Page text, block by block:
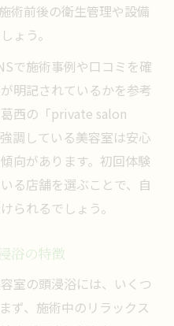
術前後の衛生管理や設備
ょう。
で施術事例や口コミを確
明記されているかを参考
西の「private salon
調している美容室は安心
向があります。初回体験
る店舗を選ぶことで、自
られるでしょう。
浴の特徴
室の頭浸浴には、いくつ
ず、施術中のリラックス